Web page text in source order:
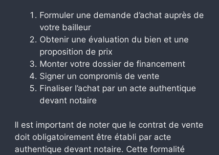
Formuler une demande d’achat auprès de
votre bailleur
Obtenir une évaluation du bien et une
proposition de prix
Monter votre dossier de financement
Signer un compromis de vente
Finaliser l’achat par un acte authentique
devant notaire
Il est important de noter que le contrat de vente
doit obligatoirement être établi par acte
authentique devant notaire. Cette formalité